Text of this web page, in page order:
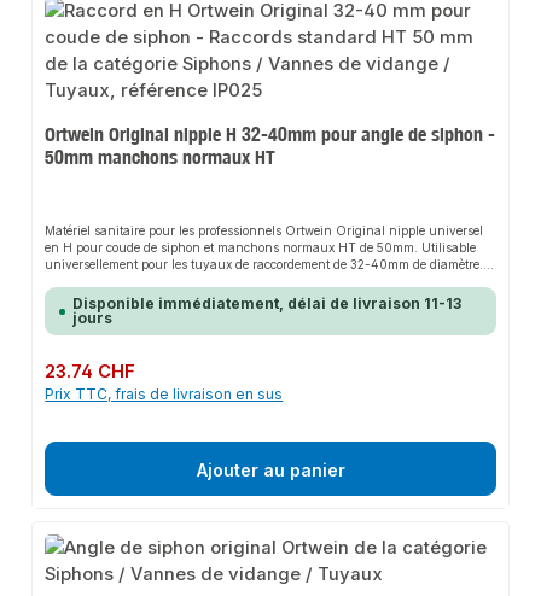
Ortwein Original nipple H 32-40mm pour angle de siphon -
50mm manchons normaux HT
Matériel sanitaire pour les professionnels Ortwein Original nipple universel
en H pour coude de siphon et manchons normaux HT de 50mm. Utilisable
universellement pour les tuyaux de raccordement de 32-40mm de diamètre.
disponibles séparément.
Disponible immédiatement, délai de livraison 11-13
jours
Prix régulier :
23.74 CHF
Prix TTC, frais de livraison en sus
Ajouter au panier